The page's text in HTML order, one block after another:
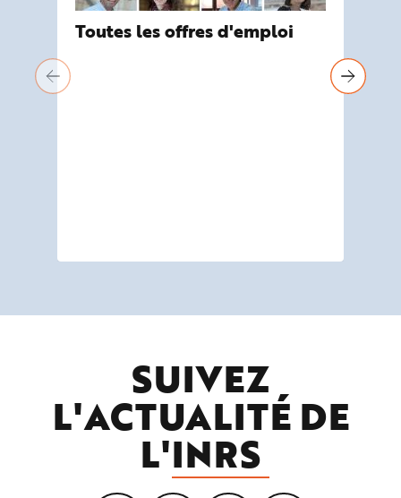
Toutes les offres d'emploi
SUIVEZ
L'ACTUALITÉ DE
L'INRS